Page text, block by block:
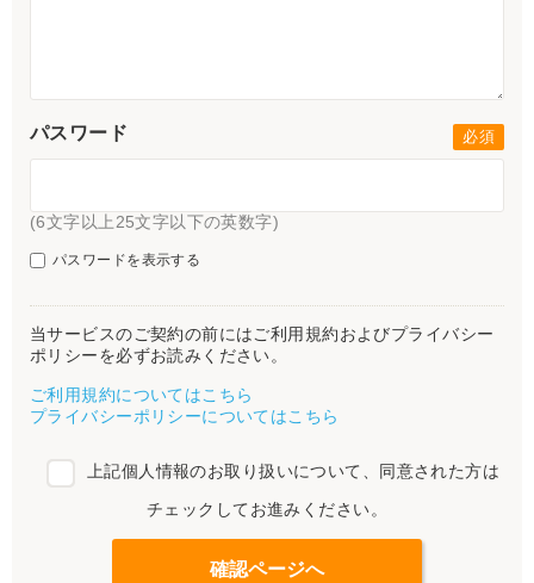
パスワード
(6文字以上25文字以下の英数字)
パスワードを表示する
当サービスのご契約の前にはご利用規約およびプライバシー
ポリシーを必ずお読みください。
ご利用規約についてはこちら
プライバシーポリシーについてはこちら
上記個人情報のお取り扱いについて、同意された方は
チェックしてお進みください。